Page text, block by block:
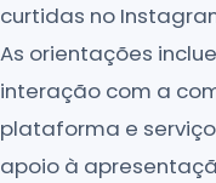
curtidas no
As orientações
interação com a
plataforma e
apoio à